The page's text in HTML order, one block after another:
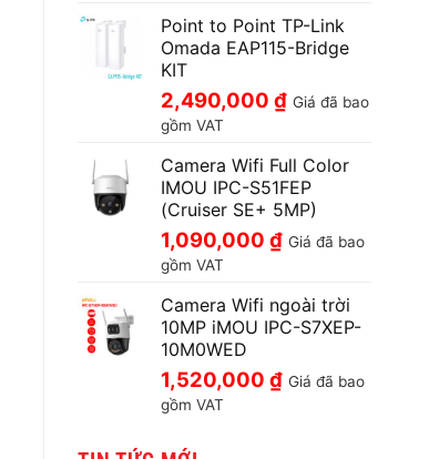
Point to Point TP-Link
Omada EAP115-Bridge
KIT
2,490,000 ₫ Giá đã bao
gồm VAT
Camera Wifi Full Color
IMOU IPC-S51FEP
(Cruiser SE+ 5MP)
1,090,000 ₫ Giá đã bao
gồm VAT
Camera Wifi ngoài trời
10MP iMOU IPC-S7XEP-
10M0WED
1,520,000 ₫ Giá đã bao
gồm VAT